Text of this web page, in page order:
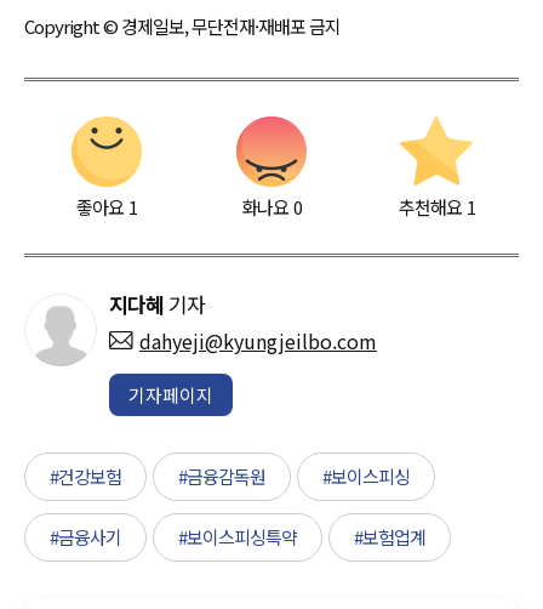
Copyright © 경제일보, 무단전재·재배포 금지
좋아요 1 화나요0 추천해요 1
지다혜 기자
dahyeji@kyungjeilbo.com
기자페이지
#건강보험 #금융감독원 #보이스피싱
#금융사기 #보이스피싱특약 #보험업계